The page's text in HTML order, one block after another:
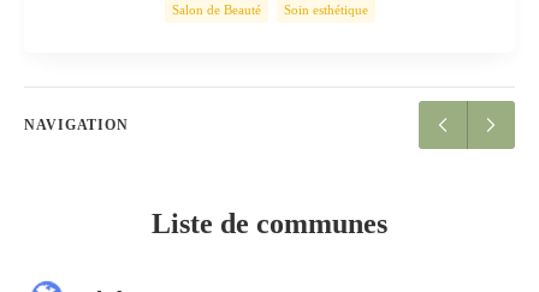
Salon de Beauté Soin esthétique
NAVIGATION
Liste de communes